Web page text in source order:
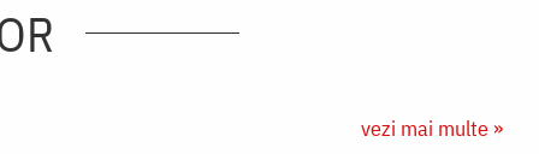
vezi mai multe »